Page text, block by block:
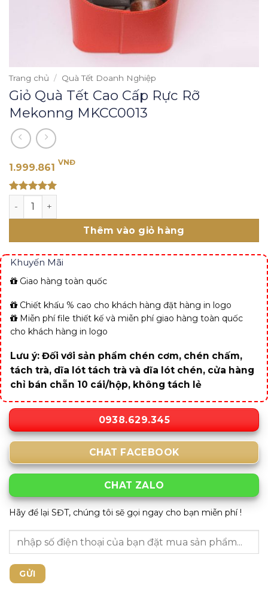
Trang chủ / Quà Tết Doanh Nghiệp
Giỏ Quà Tết Cao Cấp Rực Rỡ
Mekonng MKCC0013
1.999.861 VNĐ
out of 5
Giỏ Quà Tết Cao Cấp Rực Rỡ Mekonng MKCC0013 số
Thêm vào giỏ hàng
Khuyến Mãi
Giao hàng toàn quốc
Chiết khấu % cao cho khách hàng đặt hàng in logo
Miễn phí file thiết kế và miễn phí giao hàng toàn quốc
cho khách hàng in logo
Lưu ý: Đối với sản phẩm chén cơm, chén chấm,
tách trà, dĩa lót tách trà và dĩa lót chén, cửa hàng
chỉ bán chẵn 10 cái/hộp, không tách lẻ
0938.629.345
CHAT FACEBOOK
CHAT ZALO
Hãy để lại SĐT, chúng tôi sẽ gọi ngay cho bạn miễn phí !